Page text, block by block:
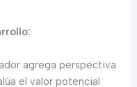
agrega perspectiva
el valor potencial